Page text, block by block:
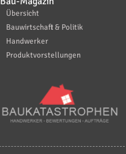
Übersicht
Bauwirtschaft & Politik
Handwerker
Produktvorstellungen